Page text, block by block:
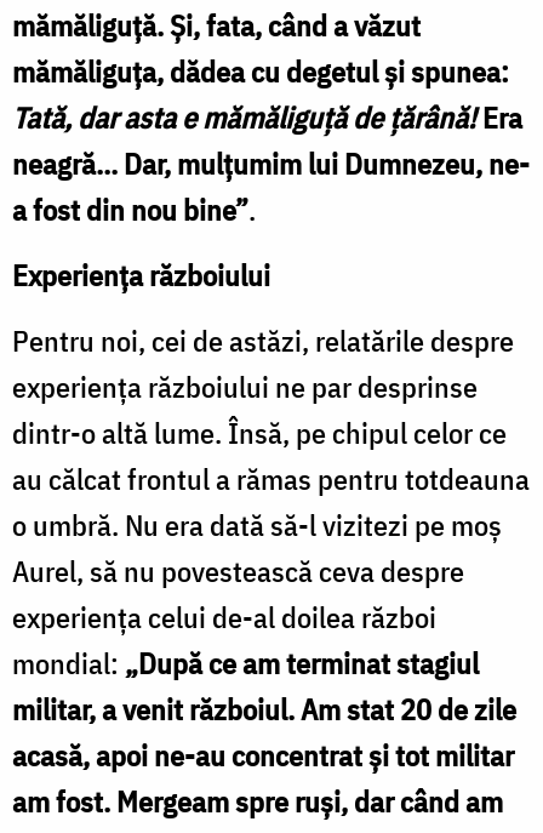
mămăliguţă. Şi, fata, când a văzut
mămăliguţa, dădea cu degetul şi spunea:
Tată, dar asta e mămăliguţă de ţărână!Era
neagră... Dar, mulţumim lui Dumnezeu, ne-
a fost din nou bine”.
Experiența războiului
Pentru noi, cei de astăzi, relatările despre
experiența războiului ne par desprinse
dintr-o altă lume. Însă, pe chipul celor ce
au călcat frontul a rămas pentru totdeauna
o umbră. Nu era dată să-l vizitezi pe moș
Aurel, să nu povestească ceva despre
experiența celui de-al doilea război
mondial: „După ce am terminat stagiul
militar, a venit războiul. Am stat 20 de zile
acasă, apoi ne-au concentrat şi tot militar
am fost. Mergeam spre ruşi, dar când am